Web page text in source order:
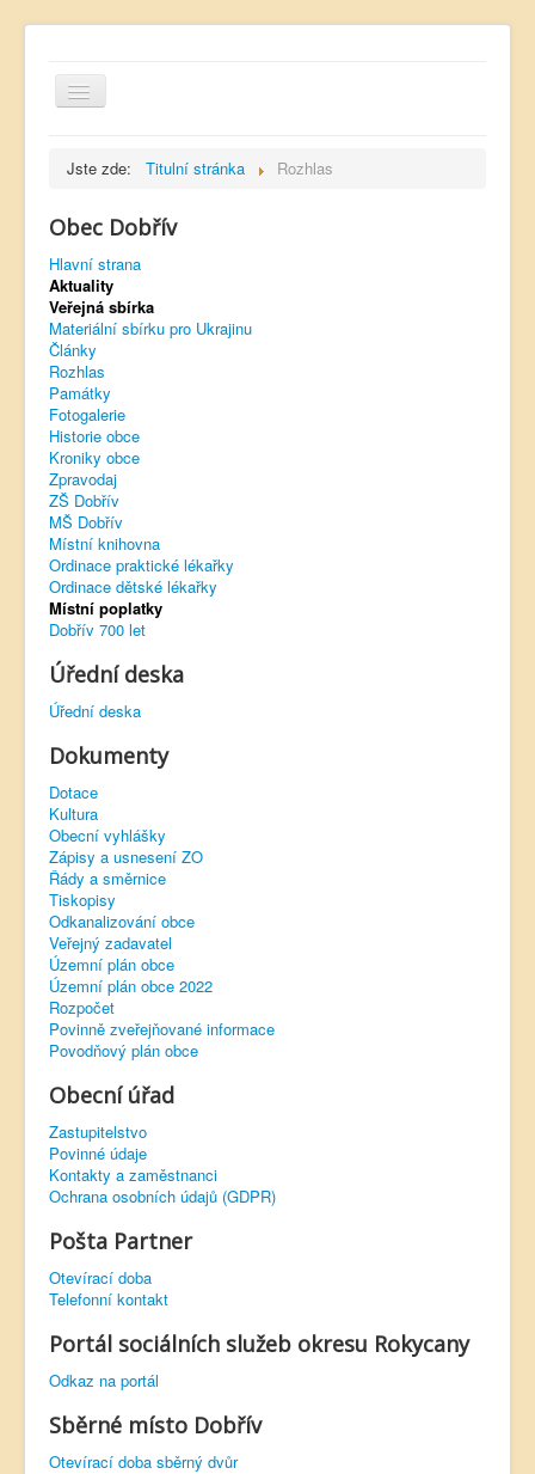
Kontakt
Úřední deska
Dobřívský zpravodaj
Rozhlas
Sokol Dobřív
Ubytování
Obec Pavlovsko
Virtuální prohlídka
Jste zde: Titulní stránka Rozhlas
Obec Dobřív
Hlavní strana
Aktuality
Veřejná sbírka
Materiální sbírku pro Ukrajinu
Články
Rozhlas
Památky
Fotogalerie
Historie obce
Kroniky obce
Zpravodaj
ZŠ Dobřív
MŠ Dobřív
Místní knihovna
Ordinace praktické lékařky
Ordinace dětské lékařky
Místní poplatky
Dobřív 700 let
Úřední deska
Úřední deska
Dokumenty
Dotace
Kultura
Obecní vyhlášky
Zápisy a usnesení ZO
Řády a směrnice
Tiskopisy
Odkanalizování obce
Veřejný zadavatel
Územní plán obce
Územní plán obce 2022
Rozpočet
Povinně zveřejňované informace
Povodňový plán obce
Obecní úřad
Zastupitelstvo
Povinné údaje
Kontakty a zaměstnanci
Ochrana osobních údajů (GDPR)
Pošta Partner
Otevírací doba
Telefonní kontakt
Portál sociálních služeb okresu Rokycany
Odkaz na portál
Sběrné místo Dobřív
Otevírací doba sběrný dvůr